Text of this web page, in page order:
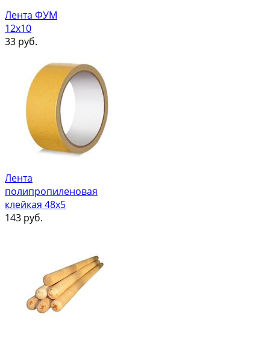
Лента ФУМ
12х10
33 руб.
Лента
полипропиленовая
клейкая 48х5
143 руб.